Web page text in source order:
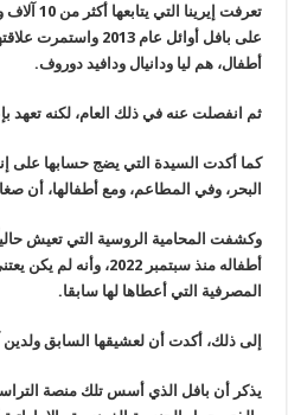
تعرفت
أطفال، هم ليا ودانيال ودافيد دوروف.
ثم انفصلت عنه في ذلك العام، لكنه تعهد
كما أكدت السيدة التي يضج حسابها على
البحر، وفي المطاعم، ومع أطفالها، أن
وكشفت المحامية الروسية التي تعيش
أطفاله منذ سبتمبر 2022،
المصرفية التي أعطاها لها سابقا.
إلى ذلك، أكدت أن لعشيقها السابق ولدين